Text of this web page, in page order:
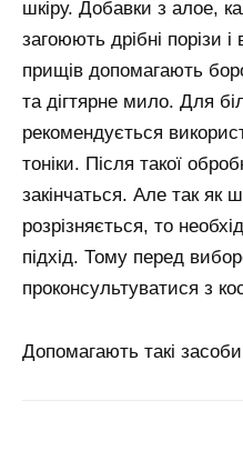
шкіру. Добавки з алое,
загоюють дрібні порізи
прищів допомагають
та дігтярне мило. Для
рекомендується
тоніки. Після такої
закінчаться. Але так як
розрізняється, то
підхід. Тому перед
проконсультуватися з
Допомагають такі